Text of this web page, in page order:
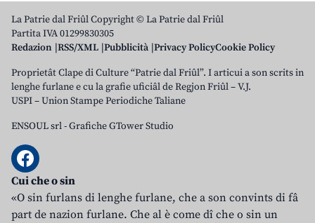
La Patrie dal Friûl Copyright © La Patrie dal Friûl
Partita IVA 01299830305
Redazion RSS/XML Pubblicità Privacy PolicyCookie Policy
Proprietât Clape di Culture “Patrie dal Friûl”. I articui a son scrits in
lenghe furlane e cu la grafie uficiâl de Regjon Friûl – V.J.
USPI – Union Stampe Periodiche Taliane
ENSOUL srl-Grafiche GTower Studio
Cui che o sin
«O sin furlans di lenghe furlane, che a son convints di fâ
part de nazion furlane. Che al è come dî che o sin un